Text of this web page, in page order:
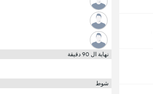
نهاية ال 90 دقيقة
شوط